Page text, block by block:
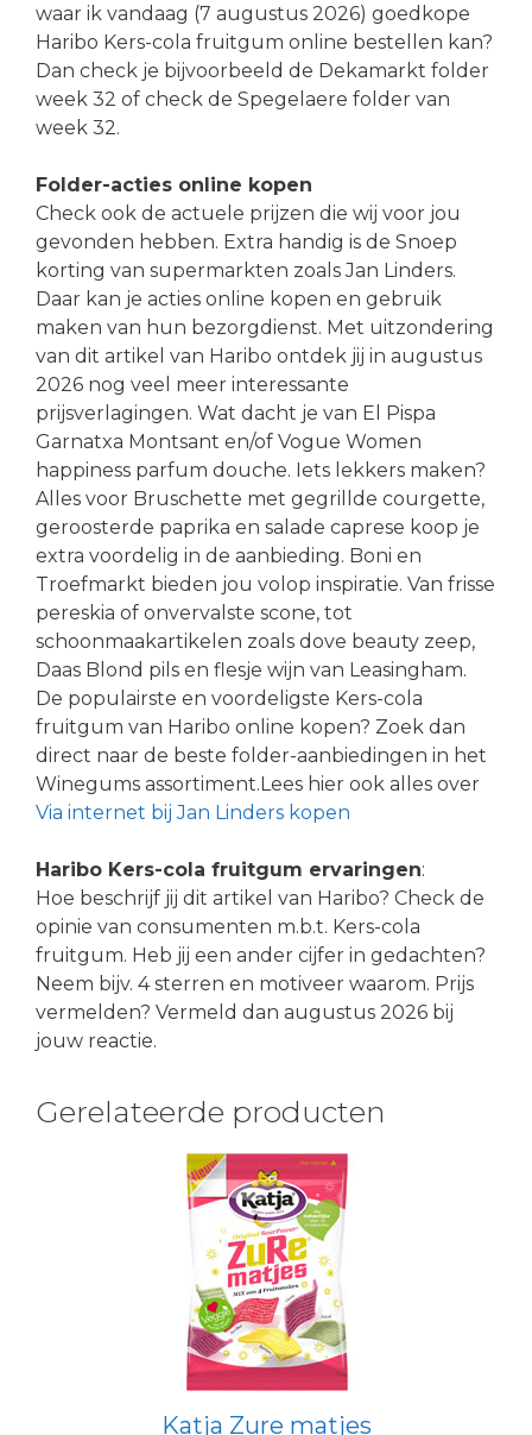
waar ik vandaag (7 augustus 2026) goedkope
Haribo Kers-cola fruitgum online bestellen kan?
Dan check je bijvoorbeeld de Dekamarkt folder
week 32 of check de Spegelaere folder van
week 32.
Folder-acties online kopen
Check ook de actuele prijzen die wij voor jou
gevonden hebben. Extra handig is de Snoep
korting van supermarkten zoals Jan Linders.
Daar kan je acties online kopen en gebruik
maken van hun bezorgdienst. Met uitzondering
van dit artikel van Haribo ontdek jij in augustus
2026 nog veel meer interessante
prijsverlagingen. Wat dacht je van El Pispa
Garnatxa Montsant en/of Vogue Women
happiness parfum douche. Iets lekkers maken?
Alles voor Bruschette met gegrillde courgette,
geroosterde paprika en salade caprese koop je
extra voordelig in de aanbieding. Boni en
Troefmarkt bieden jou volop inspiratie. Van frisse
pereskia of onvervalste scone, tot
schoonmaakartikelen zoals dove beauty zeep,
Daas Blond pils en flesje wijn van Leasingham.
De populairste en voordeligste Kers-cola
fruitgum van Haribo online kopen? Zoek dan
direct naar de beste folder-aanbiedingen in het
Winegums assortiment.Lees hier ook alles over
Via internet bij Jan Linders kopen
Haribo Kers-cola fruitgum ervaringen:
Hoe beschrijf jij dit artikel van Haribo? Check de
opinie van consumenten m.b.t. Kers-cola
fruitgum. Heb jij een ander cijfer in gedachten?
Neem bijv. 4 sterren en motiveer waarom. Prijs
vermelden? Vermeld dan augustus 2026 bij
jouw reactie.
Gerelateerde producten
Katja Zure matjes